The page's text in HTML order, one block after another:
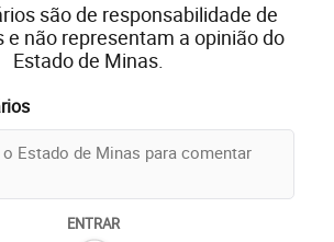
são de responsabilidade de
e não representam a opinião do
Estado de Minas.
ENTRAR